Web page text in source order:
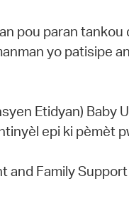
pou paran
yo patisipe
Etidyan) Baby
epi ki pèmèt
Family